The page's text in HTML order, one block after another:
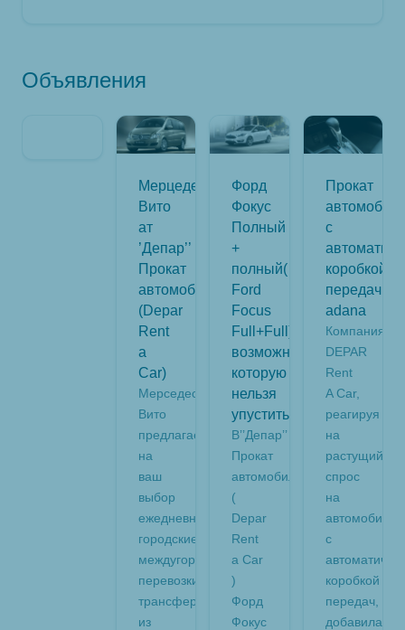
Объявления
Мерцедес
Вито
ат
’Депар’’
Прокат
автомобилей
(Depar
Rent
a
Car)
Мерседес
Вито
предлагает
на
ваш
выбор
ежедневные
городские,
междугородные
перевозки,
трансферы
из
Форд
Фокус
Полный
+
полный(
Ford
Focus
Full+Full)
возможность,
которую
нельзя
упустить
В’’Депар’’
Прокат
автомобилей
(
Depar
Rent
a Car
)
Форд
Фокус
Прокат
с
коробкой
передач
adana
Компания
DEPAR
Rent
A Car,
реагируя
на
растущий
спрос
на
автомобили
с
коробкой
передач,
добавила